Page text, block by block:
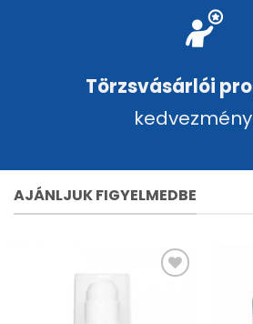
Törzsvásárlói
AJÁNLJUK FIGYELMEDBE